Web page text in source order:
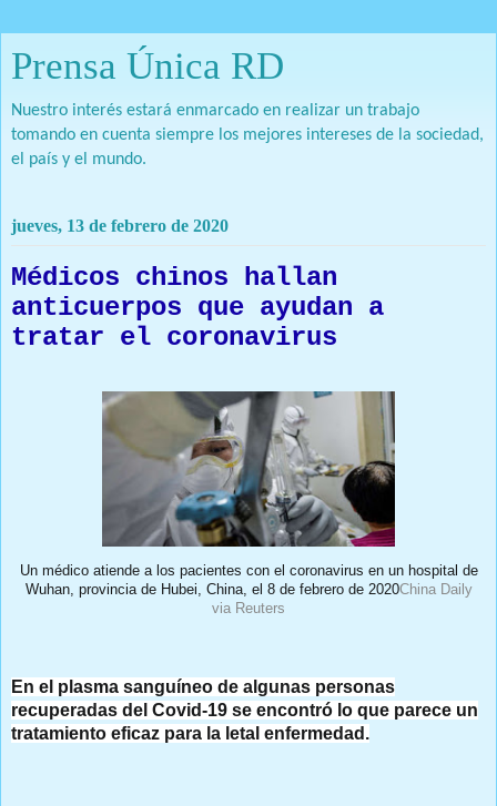
Prensa Única RD
Nuestro interés estará enmarcado en realizar un trabajo
tomando en cuenta siempre los mejores intereses de la sociedad,
el país y el mundo.
jueves, 13 de febrero de 2020
Médicos chinos hallan
anticuerpos que ayudan a
tratar el coronavirus
Un médico atiende a los pacientes con el coronavirus en un hospital de
Wuhan, provincia de Hubei, China, el 8 de febrero de 2020China Daily
via Reuters
En el plasma sanguíneo de algunas personas
recuperadas del Covid-19 se encontró lo que parece un
tratamiento eficaz para la letal enfermedad.